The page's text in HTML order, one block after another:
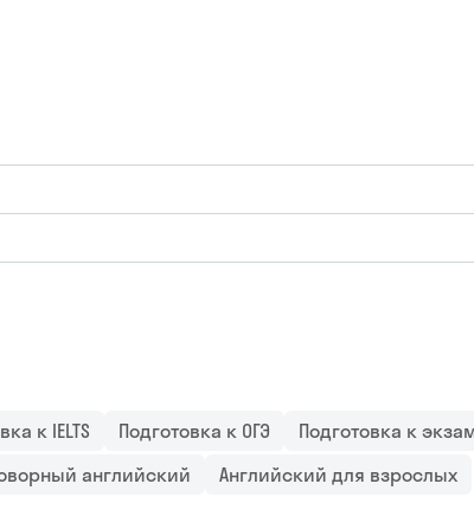
к IELTS Подготовка к ОГЭ
Подготовка к
английский Английский для взрослых